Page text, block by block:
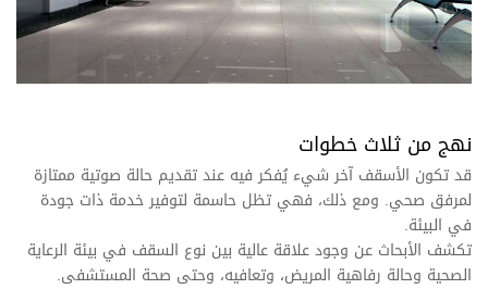
نهج من ثلاث خطوات
قد تكون الأسقف آخر شيء يُفكر فيه عند تقديم حالة صوتية ممتازة
لمرفق صحي. ومع ذلك، فهي تظل حاسمة لتوفير خدمة ذات جودة
في البيئة.
تكشف الأبحاث عن وجود علاقة عالية بين نوع السقف في بيئة الرعاية
الصحية وحالة رفاهية المريض، وتعافيه، وحتى صحة المستشفى.